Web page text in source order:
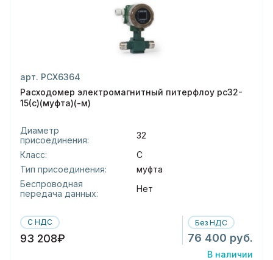
арт. РСХ6364
Расходомер электромагнитный питерфлоу рс32-
15(с)(муфта)(-м)
Диаметр
присоединения:
32
Класс:
С
Тип присоединения:
муфта
Беспроводная
передача данных:
Нет
С НДС
93 208₽
Без НДС
76 400 руб.
В наличии